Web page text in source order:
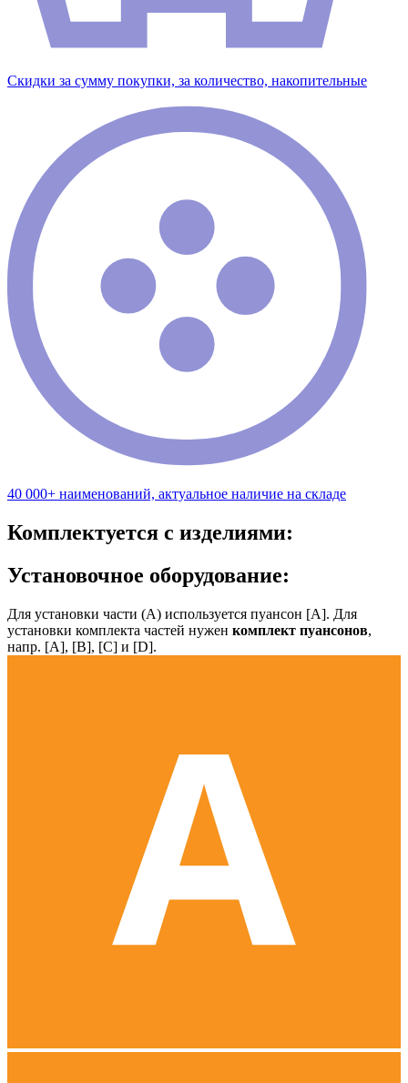
Скидки за сумму покупки, за количество, накопительные
40 000+ наименований, актуальное наличие на складе
Комплектуется с изделиями:
Установочное оборудование:
Для установки части (А) используется пуансон [А]. Для
установки комплекта частей нужен комплект пуансонов,
напр. [А], [B], [С] и [D].